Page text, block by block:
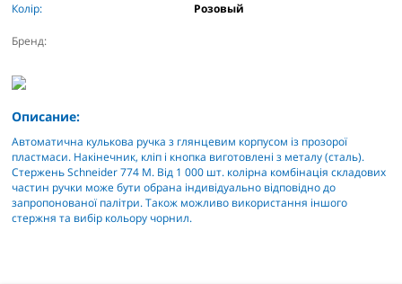
Колір:
Розовый
Бренд:
Описание:
Автоматична кулькова ручка з глянцевим корпусом із прозорої
пластмаси. Накінечник, кліп і кнопка виготовлені з металу (сталь).
Стержень Schneider 774 М. Від 1 000 шт. колірна комбінація складових
частин ручки може бути обрана індивідуально відповідно до
запропонованої палітри. Також можливо використання іншого
стержня та вибір кольору чорнил.